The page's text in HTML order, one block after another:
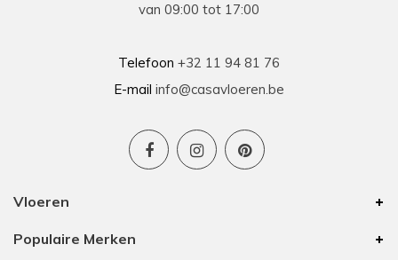
van 09:00 tot 17:00
Telefoon +32 11 94 81 76
E-mail info@casavloeren.be
Vloeren
Populaire Merken